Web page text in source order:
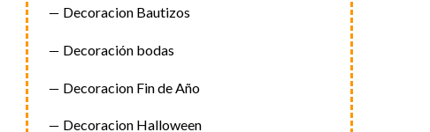
Decoracion Bautizos
Decoración bodas
Decoracion Fin de Año
Decoracion Halloween